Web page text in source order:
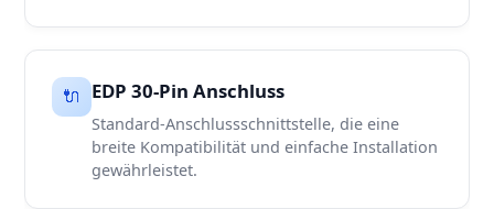
🔌 EDP 30-Pin Anschluss
Standard-Anschlussschnittstelle, die eine
breite Kompatibilität und einfache Installation
gewährleistet.